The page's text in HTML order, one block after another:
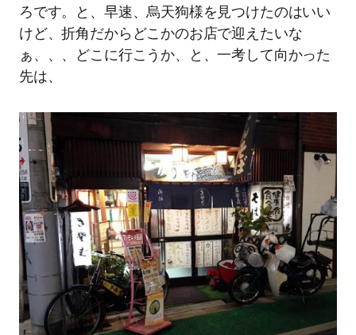
ろです。と、早速、烏天狗様を見つけたのはいい
けど、折角だからどこかのお店で迎えたいな
ぁ、、、どこに行こうか、と、一考して向かった
先は、